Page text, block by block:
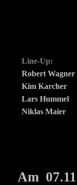
Line-Up:
Robert Wagner
Kim Karcher
Lars Hummel
Niklas Maier
Am